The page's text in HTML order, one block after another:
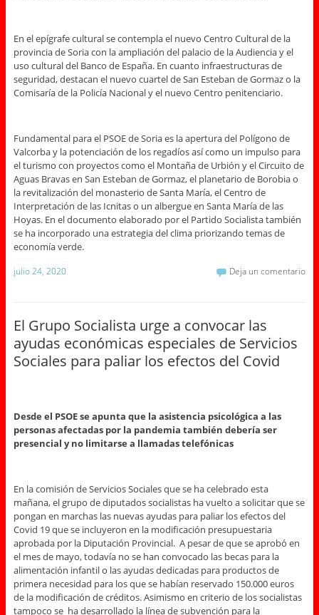
En el epígrafe cultural se contempla el nuevo Centro Cultural de la
provincia de Soria con la ampliación del palacio de la Audiencia y el
uso cultural del Banco de España. En cuanto infraestructuras de
seguridad, destacan el nuevo cuartel de San Esteban de Gormaz o la
Comisaría de la Policía Nacional y el nuevo Centro penitenciario.
Fundamental para el PSOE de Soria es la apertura del Polígono de
Valcorba y la potenciación de los regadíos así como un impulso para
el turismo con proyectos como el Montaña de Urbión y el Circuito de
Aguas Bravas en San Esteban de Gormaz, el planetario de Borobia o
la revitalización del monasterio de Santa María, el Centro de
Interpretación de las Icnitas o un albergue en Santa María de las
Hoyas. En el documento elaborado por el Partido Socialista también
se ha incorporado una estrategia del clima priorizando temas de
economía verde.
julio 24, 2020 Deja un comentario
El Grupo Socialista urge a convocar las
ayudas económicas especiales de Servicios
Sociales para paliar los efectos del Covid
Desde el PSOE se apunta que la asistencia psicológica a las
personas afectadas por la pandemia también debería ser
presencial y no limitarse a llamadas telefónicas
En la comisión de Servicios Sociales que se ha celebrado esta
mañana, el grupo de diputados socialistas ha vuelto a solicitar que se
pongan en marchas las nuevas ayudas para paliar los efectos del
Covid 19 que se incluyeron en la modificación presupuestaria
aprobada por la Diputación Provincial. A pesar de que se aprobó en
el mes de mayo, todavía no se han convocado las becas para la
alimentación infantil o las ayudas dedicadas para productos de
primera necesidad para los que se habían reservado 150.000 euros
de la modificación de créditos. Asimismo en criterio de los socialistas
tampoco se ha desarrollado la línea de subvención para la